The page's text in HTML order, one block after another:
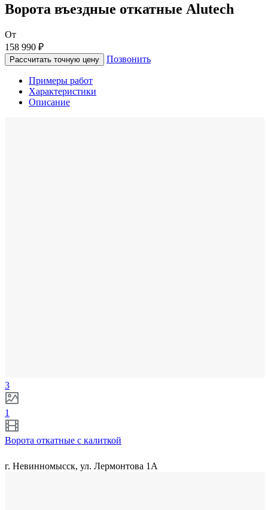
Ворота въездные откатные Alutech
От
158 990 ₽
Рассчитать точную цену Позвонить
Примеры работ
Характеристики
Описание
3
1
Ворота откатные с калиткой
г. Невинномысск, ул. Лермонтова 1А